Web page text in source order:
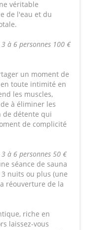
véritable
de l'eau et du
à 6 personnes 100 €
un moment de
toute intimité en
les muscles,
à éliminer les
de détente qui
de complicité
à 6 personnes 50 €
séance de sauna
nuits ou plus (une
réouverture de la
riche en
laissez-vous